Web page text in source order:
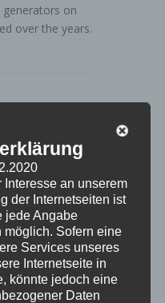
generators on
over the years.
Next Article→
Interesse an unserem
der Internetseiten ist
jede Angabe
möglich. Sofern eine
Services unseres
Internetseite in
könnte jedoch eine
Daten